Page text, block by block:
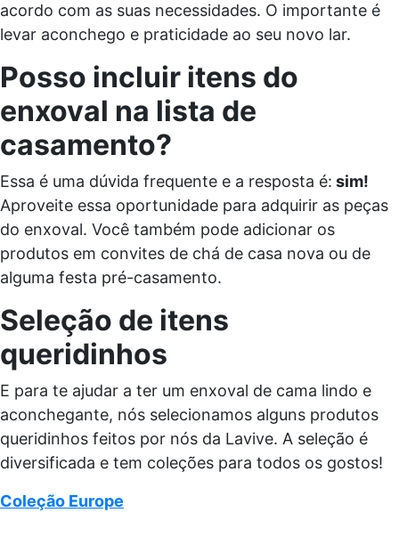
acordo com as suas necessidades. O importante é
levar aconchego e praticidade ao seu novo lar.
Posso incluir itens do
enxoval na lista de
casamento?
Essa é uma dúvida frequente e a resposta é: sim!
Aproveite essa oportunidade para adquirir as peças
do enxoval. Você também pode adicionar os
produtos em convites de chá de casa nova ou de
alguma festa pré-casamento.
Seleção de itens
queridinhos
E para te ajudar a ter um enxoval de cama lindo e
aconchegante, nós selecionamos alguns produtos
queridinhos feitos por nós da Lavive. A seleção é
diversificada e tem coleções para todos os gostos!
Coleção Europe